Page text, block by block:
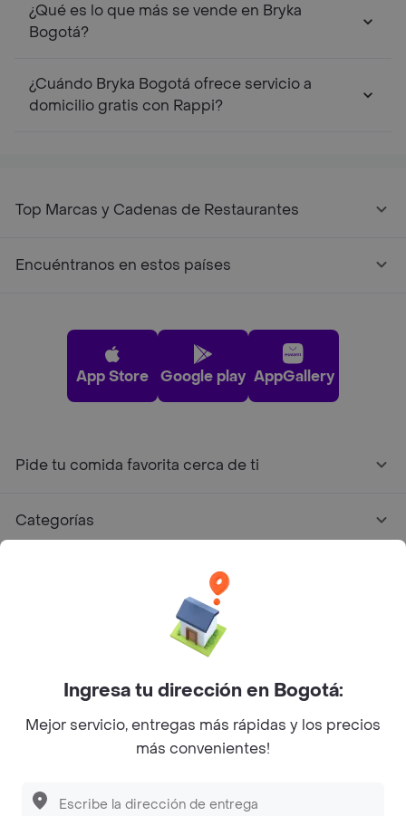
¿Qué es lo que más se vende en Bryka
Bogotá?
¿Cuándo Bryka Bogotá ofrece servicio a
domicilio gratis con Rappi?
Top Marcas y Cadenas de Restaurantes
Encuéntranos en estos países
App Store Google play AppGallery
Pide tu comida favorita cerca de ti
Categorías
Facebook
Twitter
Instagram
©2026Rappi Inc. All rights reserved.
Ingresa tu dirección en Bogotá:
Mejor servicio, entregas más rápidas y los precios
más convenientes!